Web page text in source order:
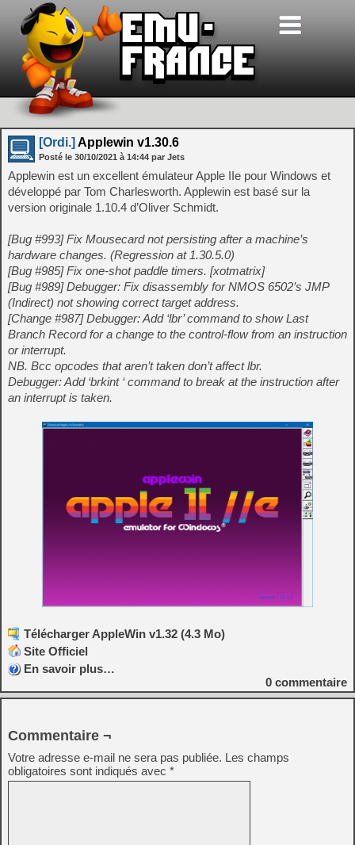
[Ordi.] Applewin v1.30.6
Posté le 30/10/2021 à 14:44 par Jets
Applewin est un excellent émulateur Apple IIe pour Windows et
développé par Tom Charlesworth. Applewin est basé sur la
version originale 1.10.4 d’Oliver Schmidt.
[Bug #993] Fix Mousecard not persisting after a machine’s
hardware changes. (Regression at 1.30.5.0)
[Bug #985] Fix one-shot paddle timers. [xotmatrix]
[Bug #989] Debugger: Fix disassembly for NMOS 6502’s JMP
(Indirect) not showing correct target address.
[Change #987] Debugger: Add ‘lbr’ command to show Last
Branch Record for a change to the control-flow from an instruction
or interrupt.
NB. Bcc opcodes that aren’t taken don’t affect lbr.
Debugger: Add ‘brkint ‘ command to break at the instruction after
an interrupt is taken.
Télécharger AppleWin v1.32 (4.3 Mo)
Site Officiel
En savoir plus…
0 commentaire
Commentaire ¬
Votre adresse e-mail ne sera pas publiée. Les champs
obligatoires sont indiqués avec *